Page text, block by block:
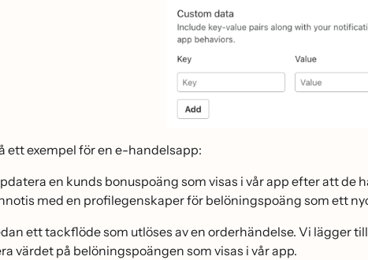
ett exempel för en e-handelsapp:
en kunds bonuspoäng som visas i vår app efter att de
med en profilegenskaper för belöningspoäng som ett
etttackflöde som utlöses av en orderhändelse. Vi lägger
värdet på belöningspoängen som visas i vår app.